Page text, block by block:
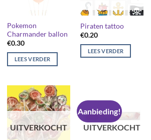
Pokemon
Charmander ballon
€0.30
LEES VERDER
Piraten tattoo
€0.20
LEES VERDER
UITVERKOCHT
Aanbieding!
UITVERKOCHT